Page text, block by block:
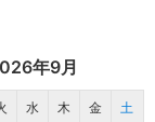
属してい
」と記載の
年9月
水 木 金
土